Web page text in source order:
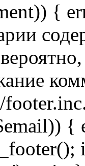
{
{